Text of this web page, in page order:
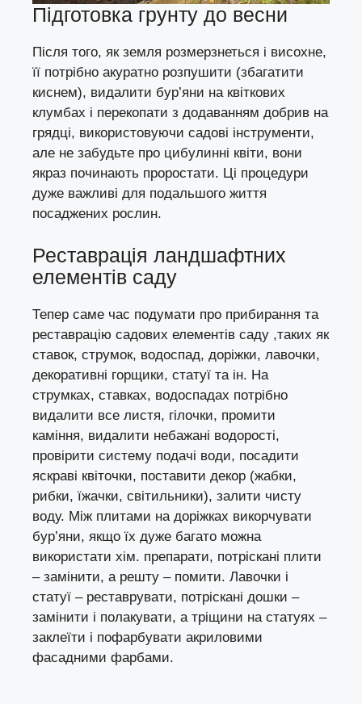
Підготовка грунту до весни
Після того, як земля розмерзнеться і висохне,
її потрібно акуратно розпушити (збагатити
киснем), видалити бур’яни на квіткових
клумбах і перекопати з додаванням добрив на
грядці, використовуючи садові інструменти,
але не забудьте про цибулинні квіти, вони
якраз починають проростати. Ці процедури
дуже важливі для подальшого життя
посаджених рослин.
Реставрація ландшафтних
елементів саду
Тепер саме час подумати про прибирання та
реставрацію садових елементів саду ,таких як
ставок, струмок, водоспад, доріжки, лавочки,
декоративні горщики, статуї та ін. На
струмках, ставках, водоспадах потрібно
видалити все листя, гілочки, промити
каміння, видалити небажані водорості,
провірити систему подачі води, посадити
яскраві квіточки, поставити декор (жабки,
рибки, їжачки, світильники), залити чисту
воду. Між плитами на доріжках викорчувати
бур’яни, якщо їх дуже багато можна
використати хім. препарати, потріскані плити
– замінити, а решту – помити. Лавочки і
статуї – реставрувати, потріскані дошки –
замінити і полакувати, а тріщини на статуях –
заклеїти і пофарбувати акриловими
фасадними фарбами.